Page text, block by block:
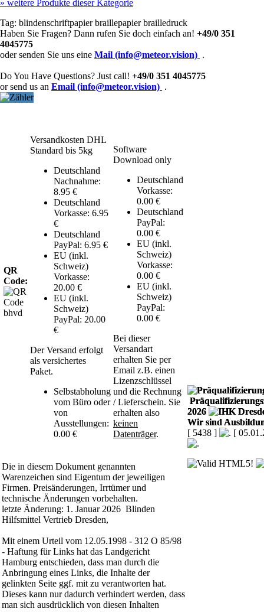
» weitere Produkte dieser Kategorie
Tag: blindenschriftpapierbraillepapierbrailledruck
Haben Sie Fragen? Dann rufen Sie doch einfach an! +49/0 351
4045775
oder senden Sie uns eine Mail (info@meteor.vision) .
Do You Have Questions? Just call! +49/0 351 4045775
or send us an Email (info@meteor.vision) .
QR
Code:
Versandkosten DHL
Standard bis 5kg
Deutschland
Nachnahme:
8.95 €
Deutschland
Vorkasse: 6.95
€
Deutschland
PayPal: 6.95 €
EU (inkl.
Schweiz)
Vorkasse:
20.00 €
EU (inkl.
Schweiz)
PayPal: 20.00
€
Der Versand erfolgt
als versichertes
Paket.
Selbstabholung
vom Büro oder
von
Ausstellungen:
0.00 €
Software
Download only
Deutschland
Vorkasse:
0.00 €
Deutschland
PayPal:
0.00 €
EU (inkl.
Schweiz)
Vorkasse:
0.00 €
EU (inkl.
Schweiz)
PayPal:
0.00 €
Bei dieser
Versandart
erhalten Sie per
Email z.B. einen
Lizenzschlüssel
und die Rechnung
/ Lieferschein. Sie
erhalten also
keinen
Datenträger.
Die in diesem Dokument genannten
Warenzeichen sind Eigentum der jeweiligen
Firmen. Preisänderungen, Irrtümer und
technische Änderungen vorbehalten.
letzte Änderung: 1. Januar 2026 Blinden
Hilfsmittel Vertrieb Dresden,
Mit einem Urteil vom 12.05.1998 - 312 O 85/98
- Haftung für Links hat das Landgericht
Hamburg entschieden, dass man durch die
Anbringung eines Links, die Inhalte der
gelinkten Seite ggf. mit zu verantworten hat.
Dieses kann nur dadurch verhindert werden, dass
man sich ausdrücklich von diesen Inhalten
2026
Wir sind
[ 5438 ]
[